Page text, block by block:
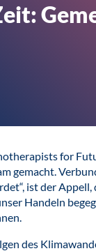
for
gemacht.
ist der Appell,
Handeln
des